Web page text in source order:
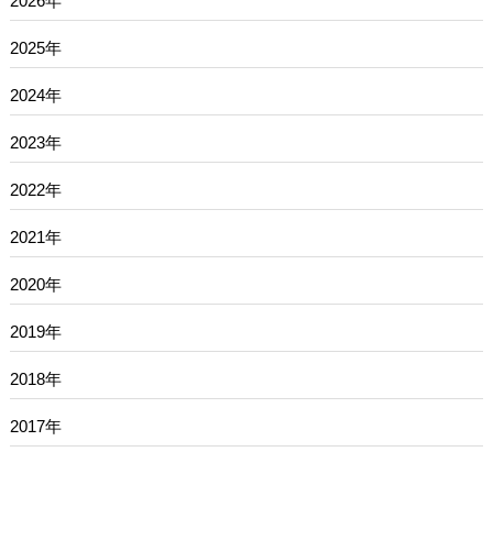
2025年
2024年
2023年
2022年
2021年
2020年
2019年
2018年
2017年